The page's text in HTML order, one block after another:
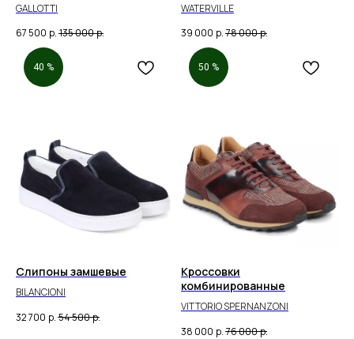
GALLOTTI
67 500 р. 135 000р.
WATERVILLE
39 000 р. 78 000р.
40 %
Слипоны замшевые
BILANCIONI
32 700 р. 54 500р.
50 %
Кроссовки
комбинированные
VITTORIO SPERNANZONI
38 000 р. 76 000р.